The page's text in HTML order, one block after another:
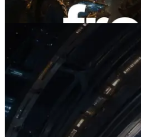
Bu makaleyi oku